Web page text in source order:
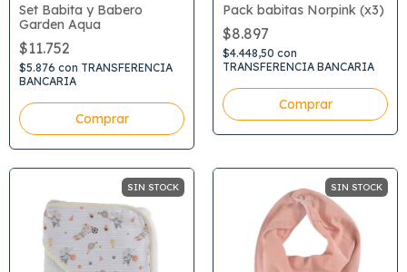
Set Babita y Babero
Garden Aqua
$11.752
$5.876 con TRANSFERENCIA
BANCARIA
Pack babitas Norpink (x3)
$8.897
$4.448,50 con
TRANSFERENCIA BANCARIA
SIN STOCK SIN STOCK